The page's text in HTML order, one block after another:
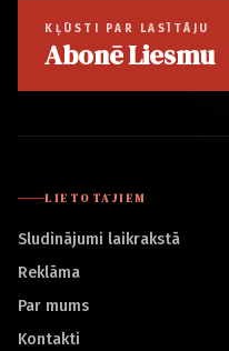
KĻŪSTI PAR LASĪTĀJU
Abonē Liesmu
LIETOTĀJIEM
Sludinājumi laikrakstā
Reklāma
Par mums
Kontakti